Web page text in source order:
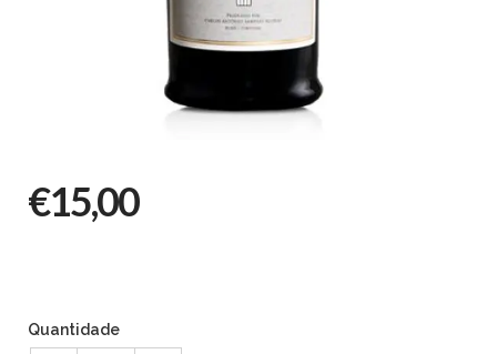
€15,00
Quantidade